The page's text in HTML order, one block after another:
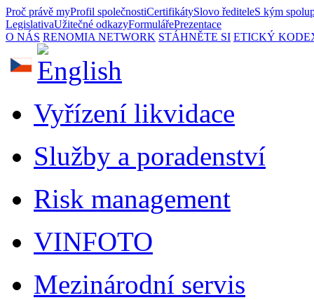
Proč právě myProfil společnostiCertifikátySlovo řediteleS kým
LegislativaUžitečné odkazyFormulářePrezentace
O NÁS RENOMIA NETWORK STÁHNĚTE SI ETICKÝ
Vyřízení likvidace
Služby a poradenství
Risk management
VINFOTO
Mezinárodní servis